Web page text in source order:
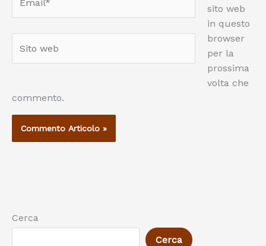
web
sito web
in questo
browser
per la
prossima
volta che
commento.
Cerca
Cerca